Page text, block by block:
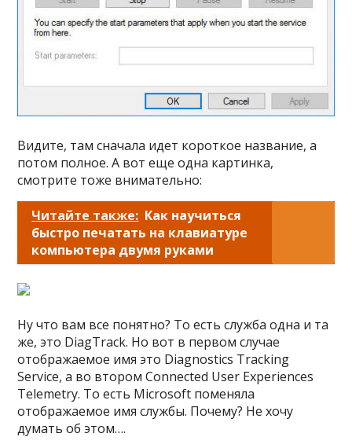
Видите, там сначала идет короткое название, а
потом полное. А вот еще одна картинка,
смотрите тоже внимательно:
Читайте также: Как научиться
быстро печатать на клавиатуре
компьютера двумя руками
Ну что вам все понятно? То есть служба одна и та
же, это DiagTrack. Но вот в первом случае
отображаемое имя это Diagnostics Tracking
Service, а во втором Connected User Experiences
Telemetry. То есть Microsoft поменяла
отображаемое имя службы. Почему? Не хочу
думать об этом….